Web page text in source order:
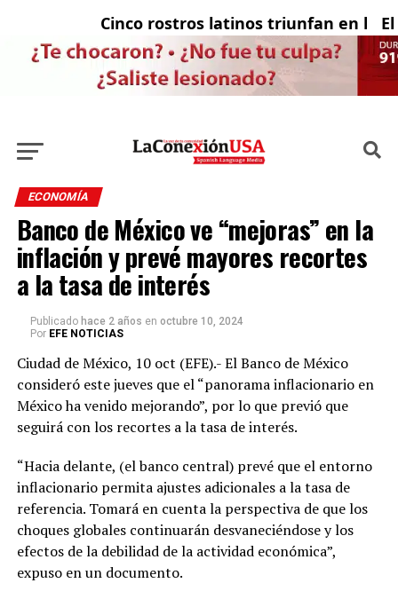
Cinco rostros latinos triunfan en la El
ECONOMÍA
Banco de México ve “mejoras” en la
inflación y prevé mayores recortes
a la tasa de interés
Publicado hace 2 años en octubre 10, 2024
Por EFE NOTICIAS
Ciudad de México, 10 oct (EFE).- El Banco de México
consideró este jueves que el “panorama inflacionario en
México ha venido mejorando”, por lo que previó que
seguirá con los recortes a la tasa de interés.
“Hacia delante, (el banco central) prevé que el entorno
inflacionario permita ajustes adicionales a la tasa de
referencia. Tomará en cuenta la perspectiva de que los
choques globales continuarán desvaneciéndose y los
efectos de la debilidad de la actividad económica”,
expuso en un documento.